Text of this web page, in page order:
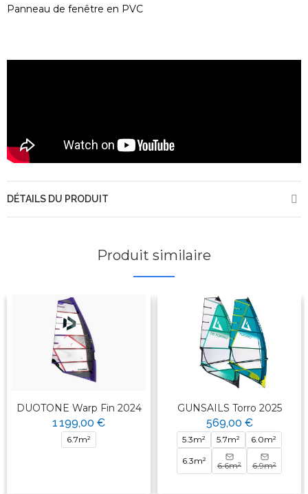
Panneau de fenêtre en PVC
DÉTAILS DU PRODUIT
Produit similaire
DUOTONE Warp Fin 2024
1 199,00 €
6.7m²
GUNSAILS Torro 2025
569,00 €
5.3m² 5.7m² 6.0m²
6.3m² 6.6m² 6.9m²